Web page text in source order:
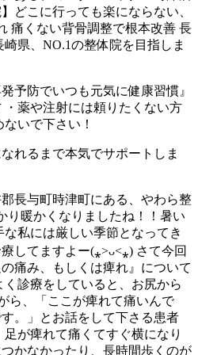
どこに行っても楽にならない、
痛くない背骨調整で根本改善 長
県、NO.1の整体院を目指しま
予防でいつも元気に健康習慣』
・薬や注射には頼りたくない方
いで下さい！
れるまで本気でサポートしま
長与町時津町にある、やわら整
り暖かくなりましたね！！暑い
私には厳しい季節となってき
してますよー(⁎˃ᴗ˂⁎) さて今回
痛み、もしくは痺れ』について
診療をしていると、お尻から
ら、「ここが痺れて痛いんで
。」とお話をして下さる患者
が痺れて痛くてすぐ横になり
かなかったり、長時間歩くのが